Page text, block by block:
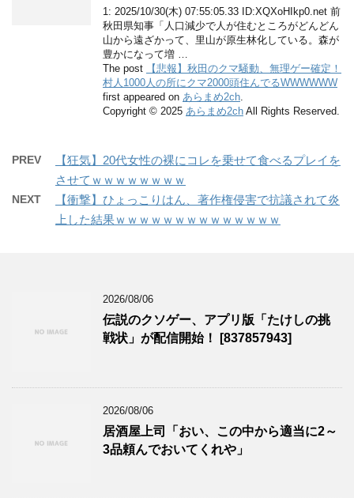
1: 2025/10/30(木) 07:55:05.33 ID:XQXoHIkp0.net 前
秋田県知事「人口減少で人が住むところがどんどん
山から遠ざかって、里山が原生林化している。森が
豊かになって増 …
The post
【悲報】秋田のクマ騒動、無理ゲー確定！
村人1000人の所にクマ2000頭住んでるWWWWWW
first appeared on あらまめ2ch.
Copyright © 2025 あらまめ2ch All Rights Reserved.
PREV
【狂気】20代女性の裸にコレを乗せて食べるプレイを
させてｗｗｗｗｗｗｗｗ
NEXT
【衝撃】ひょっこりはん、著作権侵害で抗議されて炎
上した結果ｗｗｗｗｗｗｗｗｗｗｗｗｗｗ
2026/08/06
伝説のクソゲー、アプリ版「たけしの挑
戦状」が配信開始！ [837857943]
2026/08/06
居酒屋上司「おい、この中から適当に2～
3品頼んでおいてくれや」